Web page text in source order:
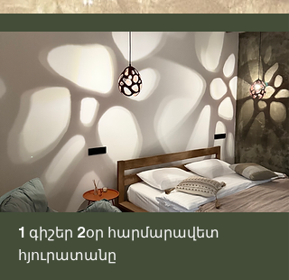
1 գիշեր 2օր հարմարավետ
հյուրատանը